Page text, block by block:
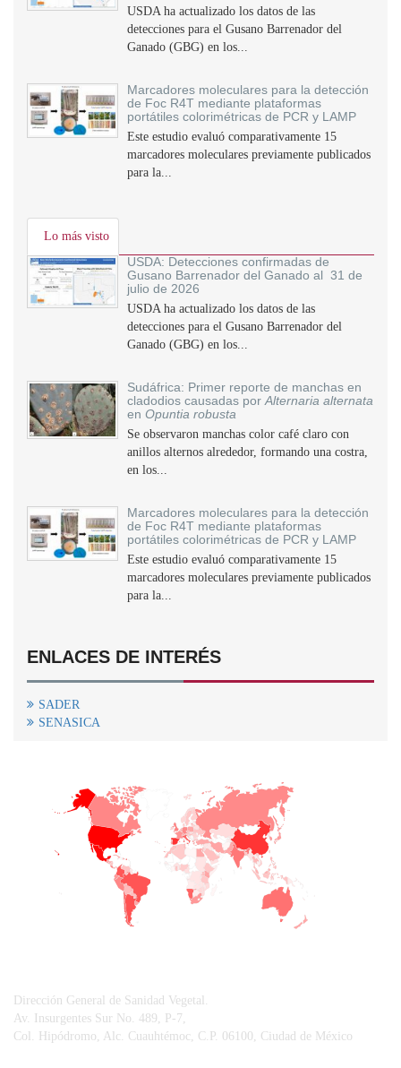
USDA ha actualizado los datos de las
detecciones para el Gusano Barrenador del
Ganado (GBG) en los...
Marcadores moleculares para la detección
de Foc R4T mediante plataformas
portátiles colorimétricas de PCR y LAMP
Este estudio evaluó comparativamente 15
marcadores moleculares previamente publicados
para la...
Lo más visto
USDA: Detecciones confirmadas de
Gusano Barrenador del Ganado al 31 de
julio de 2026
USDA ha actualizado los datos de las
detecciones para el Gusano Barrenador del
Ganado (GBG) en los...
Sudáfrica: Primer reporte de manchas en
cladodios causadas porAlternaria alternata
en Opuntia robusta
Se observaron manchas color café claro con
anillos alternos alrededor, formando una costra,
en los...
Marcadores moleculares para la detección
de Foc R4T mediante plataformas
portátiles colorimétricas de PCR y LAMP
Este estudio evaluó comparativamente 15
marcadores moleculares previamente publicados
para la...
ENLACES DE INTERÉS
SADER
SENASICA
Dirección General de Sanidad Vegetal.
Av. Insurgentes Sur No. 489, P-7,
Col. Hipódromo, Alc. Cuauhtémoc, C.P. 06100, Ciudad de México